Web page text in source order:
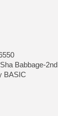
Babbage-2nd
BASIC